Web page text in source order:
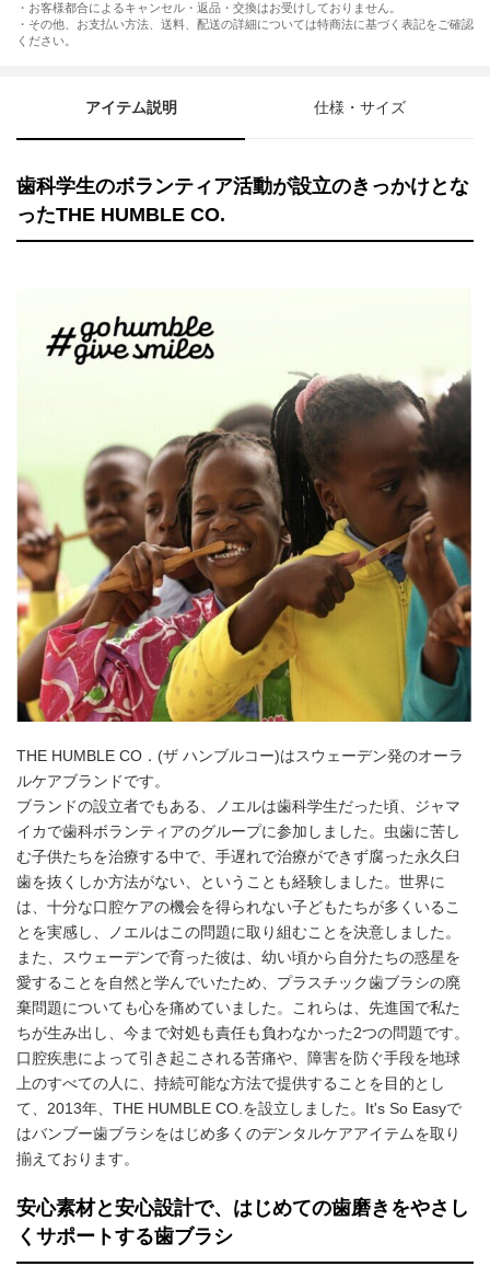
・お客様都合によるキャンセル・返品・交換はお受けしておりません。
・その他、お支払い方法、送料、配送の詳細については特商法に基づく表記をご確認
ください。
アイテム説明 仕様・サイズ
歯科学生のボランティア活動が設立のきっかけとな
ったTHE HUMBLE CO.
THE HUMBLE CO．(ザ ハンブルコー)はスウェーデン発のオーラ
ルケアブランドです。
ブランドの設立者でもある、ノエルは歯科学生だった頃、ジャマ
イカで歯科ボランティアのグループに参加しました。虫歯に苦し
む子供たちを治療する中で、手遅れで治療ができず腐った永久臼
歯を抜くしか方法がない、ということも経験しました。世界に
は、十分な口腔ケアの機会を得られない子どもたちが多くいるこ
とを実感し、ノエルはこの問題に取り組むことを決意しました。
また、スウェーデンで育った彼は、幼い頃から自分たちの惑星を
愛することを自然と学んでいたため、プラスチック歯ブラシの廃
棄問題についても心を痛めていました。これらは、先進国で私た
ちが生み出し、今まで対処も責任も負わなかった2つの問題です。
口腔疾患によって引き起こされる苦痛や、障害を防ぐ手段を地球
上のすべての人に、持続可能な方法で提供することを目的とし
て、2013年、THE HUMBLE CO.を設立しました。It's So Easyで
はバンブー歯ブラシをはじめ多くのデンタルケアアイテムを取り
揃えております。
安心素材と安心設計で、はじめての歯磨きをやさし
くサポートする歯ブラシ